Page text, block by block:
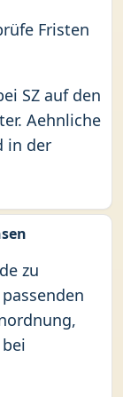
Fristen
SZ auf den
Aehnliche
in der
zu